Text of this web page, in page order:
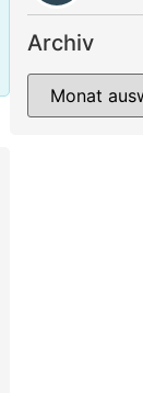
Archiv